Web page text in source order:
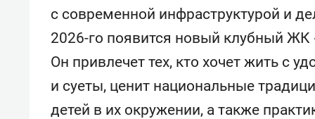
с современной инфраструктурой и
2026-го появится новый клубный
Он привлечет тех, кто хочет жить с
и суеты, ценит национальные
детей в их окружении, а также
Оставить шум за волной: как
строят тишину в казанском
ЖК «Заря»
когда
свою